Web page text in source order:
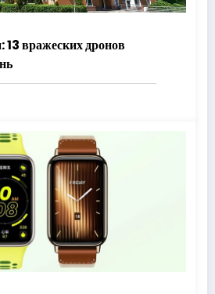
вражеских дронов